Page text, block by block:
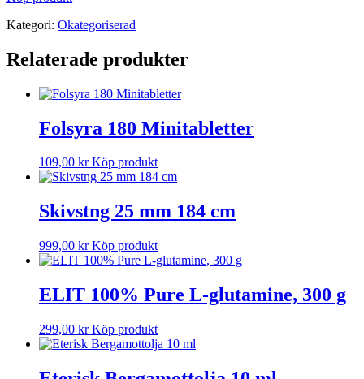
Kategori: Okategoriserad
Relaterade produkter
Folsyra 180 Minitabletter
109,00 kr Köp produkt
Skivstng 25 mm 184 cm
999,00 kr Köp produkt
ELIT 100% Pure L-glutamine, 300 g
299,00 kr Köp produkt